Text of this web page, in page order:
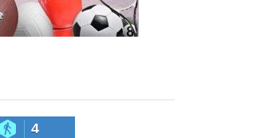
4